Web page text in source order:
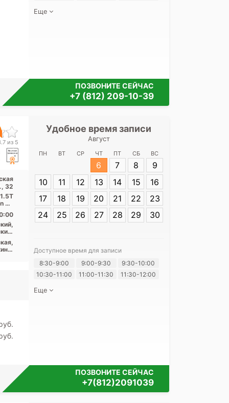
Еще
ПОЗВОНИТЕ СЕЙЧАС
+7 (812) 209-10-39
из 5
32
32
...
Удобное время записи
Август
ПН ВТ СР ЧТ ПТ СБ ВС
6 7 8
9
10
11 12 13 14 15
16
17
18 19 20 21 22
23
24
25 26 27 28 29 30
Доступное время для записи
8:30-9:00
9:00-9:30
9:30-10:00
10:30-11:00
11:00-11:30 11:30-12:00
Еще
ПОЗВОНИТЕ СЕЙЧАС
+7(812)2091039